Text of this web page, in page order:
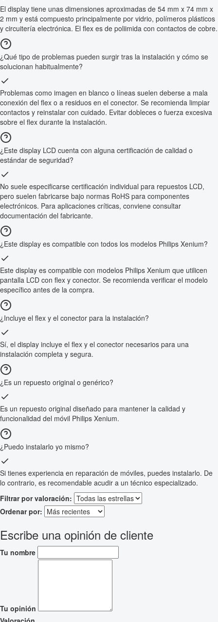
El display tiene unas dimensiones aproximadas de 54 mm x 74 mm x
2 mm y está compuesto principalmente por vidrio, polímeros plásticos
y circuitería electrónica. El flex es de poliimida con contactos de cobre.
¿Qué tipo de problemas pueden surgir tras la instalación y cómo se
solucionan habitualmente?
Problemas como imagen en blanco o líneas suelen deberse a mala
conexión del flex o a residuos en el conector. Se recomienda limpiar
contactos y reinstalar con cuidado. Evitar dobleces o fuerza excesiva
sobre el flex durante la instalación.
¿Este display LCD cuenta con alguna certificación de calidad o
estándar de seguridad?
No suele especificarse certificación individual para repuestos LCD,
pero suelen fabricarse bajo normas RoHS para componentes
electrónicos. Para aplicaciones críticas, conviene consultar
documentación del fabricante.
¿Este display es compatible con todos los modelos Philips Xenium?
Este display es compatible con modelos Philips Xenium que utilicen
pantalla LCD con flex y conector. Se recomienda verificar el modelo
específico antes de la compra.
¿Incluye el flex y el conector para la instalación?
Sí, el display incluye el flex y el conector necesarios para una
instalación completa y segura.
¿Es un repuesto original o genérico?
Es un repuesto original diseñado para mantener la calidad y
funcionalidad del móvil Philips Xenium.
¿Puedo instalarlo yo mismo?
Si tienes experiencia en reparación de móviles, puedes instalarlo. De
lo contrario, es recomendable acudir a un técnico especializado.
Filtrar por valoración:
Ordenar por:
Escribe una opinión de cliente
Tu nombre
Tu opinión